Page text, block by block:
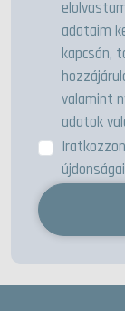
adataim
kapcsán,
valamint
adatok